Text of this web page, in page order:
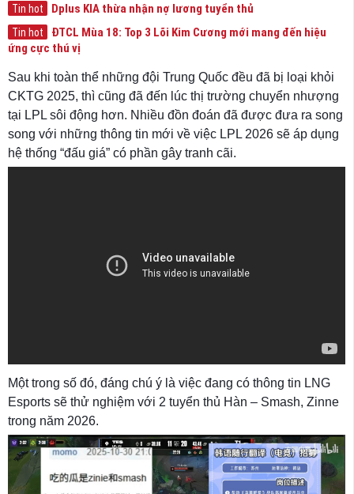
Tin hot Dplus KIA thừa nhận nợ lương tuyển thủ
Tin hot
ĐTCL Mùa 18: Top 3 Lõi Kim Cương mới mang đến hiệu
ứng cực thú vị
Sau khi toàn thể những đội Trung Quốc đều đã bị loại khỏi
CKTG 2025, thì cũng đã đến lúc thị trường chuyển nhượng
tại LPL sôi động hơn. Nhiều đồn đoán đã được đưa ra song
song với những thông tin mới về việc LPL 2026 sẽ áp dụng
hệ thống “đấu giá” có phần gây tranh cãi.
Một trong số đó, đáng chú ý là việc đang có thông tin LNG
Esports sẽ thử nghiệm với 2 tuyển thủ Hàn – Smash, Zinne
trong năm 2026.